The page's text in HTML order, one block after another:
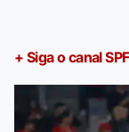
+ Siga o canal